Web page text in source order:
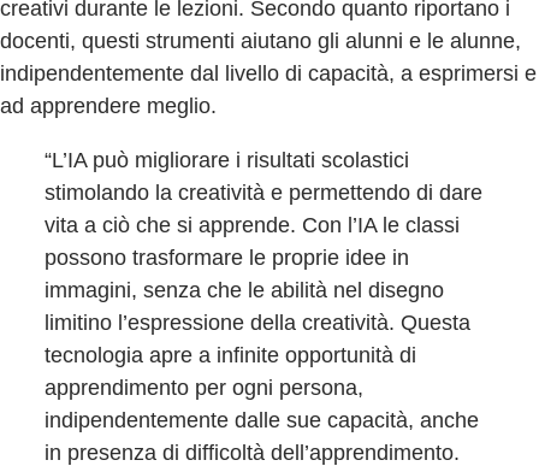
creativi durante le lezioni. Secondo quanto riportano i
docenti, questi strumenti aiutano gli alunni e le alunne,
indipendentemente dal livello di capacità, a esprimersi e
ad apprendere meglio.
“L’IA può migliorare i risultati scolastici
stimolando la creatività e permettendo di dare
vita a ciò che si apprende. Con l’IA le classi
possono trasformare le proprie idee in
immagini, senza che le abilità nel disegno
limitino l’espressione della creatività. Questa
tecnologia apre a infinite opportunità di
apprendimento per ogni persona,
indipendentemente dalle sue capacità, anche
in presenza di difficoltà dell’apprendimento.